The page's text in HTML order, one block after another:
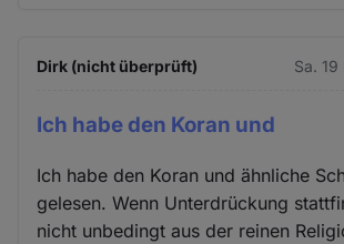
Dirk (nicht überprüft) Sa. 19
Ich habe den Koran und
Ich habe den Koran und ähnliche
gelesen. Wenn Unterdrückung
nicht unbedingt aus der reinen